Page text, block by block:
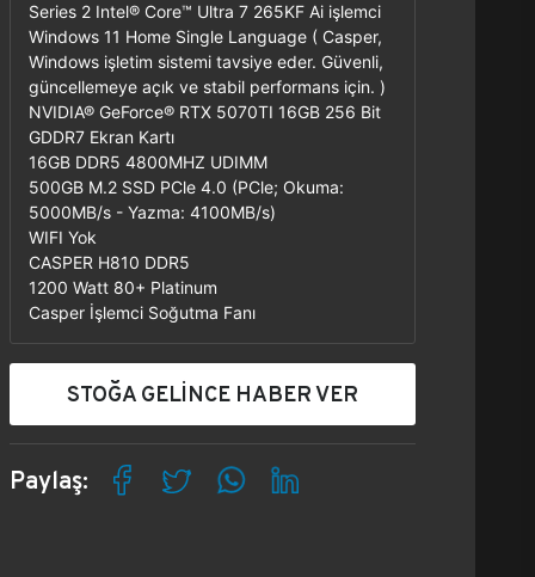
Series 2 Intel® Core™ Ultra 7 265KF Ai işlemci
Windows 11 Home Single Language ( Casper,
Windows işletim sistemi tavsiye eder. Güvenli,
güncellemeye açık ve stabil performans için. )
NVIDIA® GeForce® RTX 5070TI 16GB 256 Bit
GDDR7 Ekran Kartı
16GB DDR5 4800MHZ UDIMM
500GB M.2 SSD PCle 4.0 (PCle; Okuma:
5000MB/s - Yazma: 4100MB/s)
WIFI Yok
CASPER H810 DDR5
1200 Watt 80+ Platinum
Casper İşlemci Soğutma Fanı
STOĞA GELİNCE HABER VER
Paylaş: